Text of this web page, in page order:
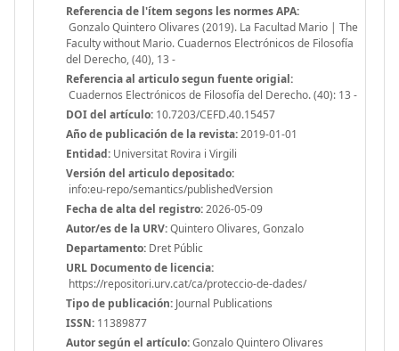
Referencia de l'ítem segons les normes APA:
Gonzalo Quintero Olivares (2019). La Facultad Mario | The
Faculty without Mario. Cuadernos Electrónicos de Filosofía
del Derecho, (40), 13 -
Referencia al articulo segun fuente origial:
Cuadernos Electrónicos de Filosofía del Derecho. (40): 13 -
DOI del artículo: 10.7203/CEFD.40.15457
Año de publicación de la revista:2019-01-01
Entidad: Universitat Rovira i Virgili
Versión del articulo depositado:
info:eu-repo/semantics/publishedVersion
Fecha de alta del registro:2026-05-09
Autor/es de la URV:Quintero Olivares, Gonzalo
Departamento: Dret Públic
URL Documento de licencia:
https://repositori.urv.cat/ca/proteccio-de-dades/
Tipo de publicación: Journal Publications
ISSN: 11389877
Autor según el artículo:Gonzalo Quintero Olivares